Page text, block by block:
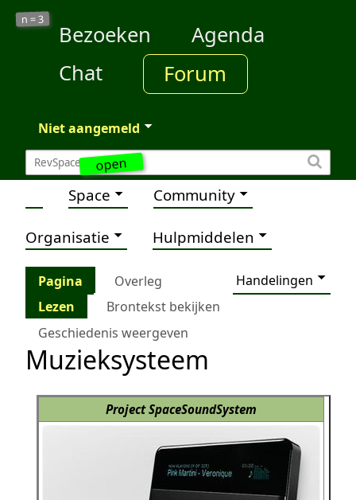
open
n =3
Bezoeken
Agenda
Chat
Forum
Niet aangemeld
Space Community
Organisatie Hulpmiddelen
Pagina Overleg
Handelingen
Lezen
Brontekst bekijken
Geschiedenis weergeven
Muzieksysteem
Project SpaceSoundSystem